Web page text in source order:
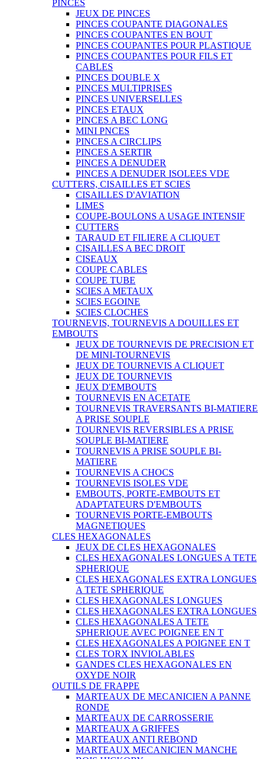
PINCES
JEUX DE PINCES
PINCES COUPANTE DIAGONALES
PINCES COUPANTES EN BOUT
PINCES COUPANTES POUR PLASTIQUE
PINCES COUPANTES POUR FILS ET
CABLES
PINCES DOUBLE X
PINCES MULTIPRISES
PINCES UNIVERSELLES
PINCES ETAUX
PINCES A BEC LONG
MINI PNCES
PINCES A CIRCLIPS
PINCES A SERTIR
PINCES A DENUDER
PINCES A DENUDER ISOLEES VDE
CUTTERS, CISAILLES ET SCIES
CISAILLES D'AVIATION
LIMES
COUPE-BOULONS A USAGE INTENSIF
CUTTERS
TARAUD ET FILIERE A CLIQUET
CISAILLES A BEC DROIT
CISEAUX
COUPE CABLES
COUPE TUBE
SCIES A METAUX
SCIES EGOINE
SCIES CLOCHES
TOURNEVIS, TOURNEVIS A DOUILLES ET
EMBOUTS
JEUX DE TOURNEVIS DE PRECISION ET
DE MINI-TOURNEVIS
JEUX DE TOURNEVIS A CLIQUET
JEUX DE TOURNEVIS
JEUX D'EMBOUTS
TOURNEVIS EN ACETATE
TOURNEVIS TRAVERSANTS BI-MATIERE
A PRISE SOUPLE
TOURNEVIS REVERSIBLES A PRISE
SOUPLE BI-MATIERE
TOURNEVIS A PRISE SOUPLE BI-
MATIERE
TOURNEVIS A CHOCS
TOURNEVIS ISOLES VDE
EMBOUTS, PORTE-EMBOUTS ET
ADAPTATEURS D'EMBOUTS
TOURNEVIS PORTE-EMBOUTS
MAGNETIQUES
CLES HEXAGONALES
JEUX DE CLES HEXAGONALES
CLES HEXAGONALES LONGUES A TETE
SPHERIQUE
CLES HEXAGONALES EXTRA LONGUES
A TETE SPHERIQUE
CLES HEXAGONALES LONGUES
CLES HEXAGONALES EXTRA LONGUES
CLES HEXAGONALES A TETE
SPHERIQUE AVEC POIGNEE EN T
CLES HEXAGONALES A POIGNEE EN T
CLES TORX INVIOLABLES
GANDES CLES HEXAGONALES EN
OXYDE NOIR
OUTILS DE FRAPPE
MARTEAUX DE MECANICIEN A PANNE
RONDE
MARTEAUX DE CARROSSERIE
MARTEAUX A GRIFFES
MARTEAUX ANTI REBOND
MARTEAUX MECANICIEN MANCHE